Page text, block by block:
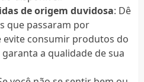
de origem duvidosa: Dê
que passaram por
evite consumir produtos do
a qualidade de sua